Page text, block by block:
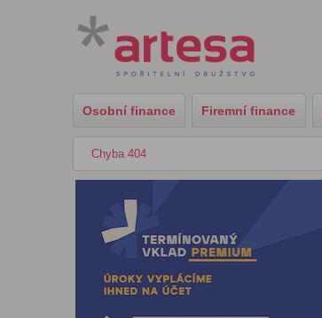
Osobní finance Firemní finance
Chyba 404